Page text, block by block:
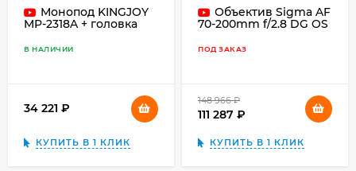
Монопод KINGJOY
MP-2318A + головка
В НАЛИЧИИ
34 221
КУПИТЬ В 1 КЛИК
Объектив Sigma AF
70-200mm f/2.8 DG OS
EF, чёрный
ПОД ЗАКАЗ
148 966
111 287
КУПИТЬ В 1 КЛИК